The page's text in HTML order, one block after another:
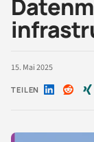
15. Mai 2025
TEILEN Auf Auf Auf